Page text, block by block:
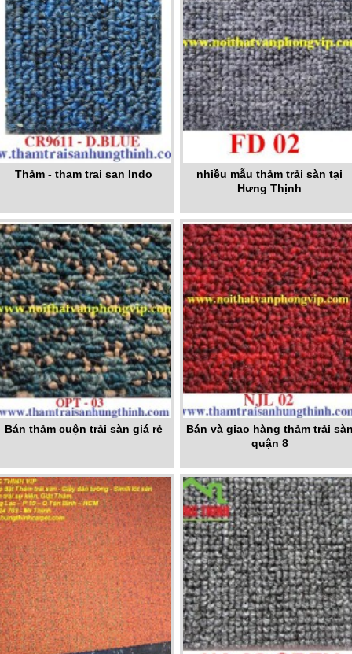
Thảm - tham trai san Indo
nhiều mẫu thảm trải sàn tại
Hưng Thịnh
Bán thảm cuộn trải sàn giá rẻ
Bán và giao hàng thảm trải
quận 8